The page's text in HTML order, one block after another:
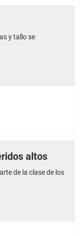
y tallo se
altos
de la clase de los